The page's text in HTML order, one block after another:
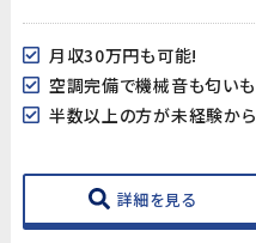
月収30万円も可能!
空調完備で機械音も匂いも
半数以上の方が未経験か
詳細を見る